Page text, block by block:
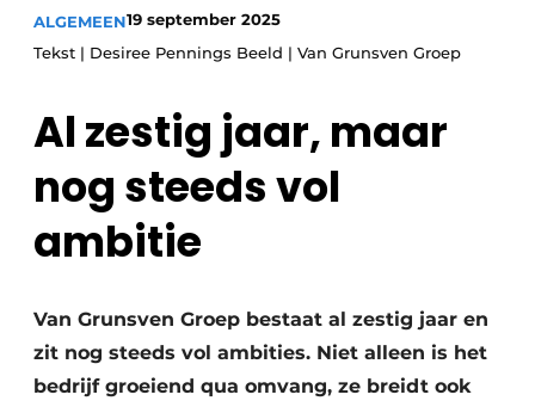
Vacature aanmelden
Vastgoed Inside
Video’s
ALGEMEEN19 september 2025
Tekst | Desiree Pennings Beeld | Van Grunsven Groep
Al zestig jaar, maar
nog steeds vol
ambitie
Van Grunsven Groep bestaat al zestig jaar en
zit nog steeds vol ambities. Niet alleen is het
bedrijf groeiend qua omvang, ze breidt ook